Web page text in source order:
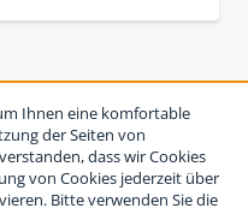
Ihnen eine komfortable
der Seiten von
dass wir Cookies
von Cookies jederzeit über
Bitte verwenden Sie die